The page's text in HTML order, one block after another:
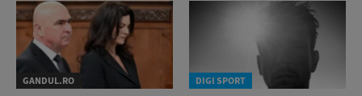
GANDUL.RO DIGI SPORT